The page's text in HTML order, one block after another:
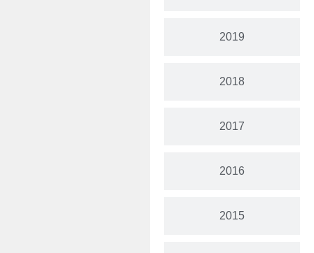
2019
2018
2017
2016
2015